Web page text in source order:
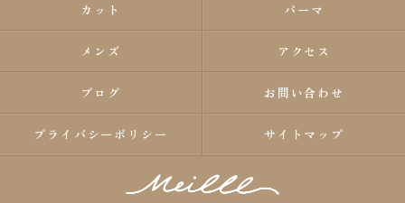
カット パーマ
メンズ アクセス
ブログ お問い合わせ
プライバシーポリシー サイトマップ